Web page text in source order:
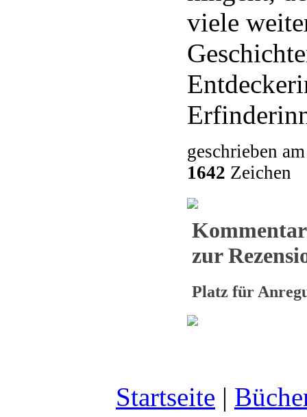
viele
geschrieben
1642 Zeichen
zur
Platz für
Startseite |